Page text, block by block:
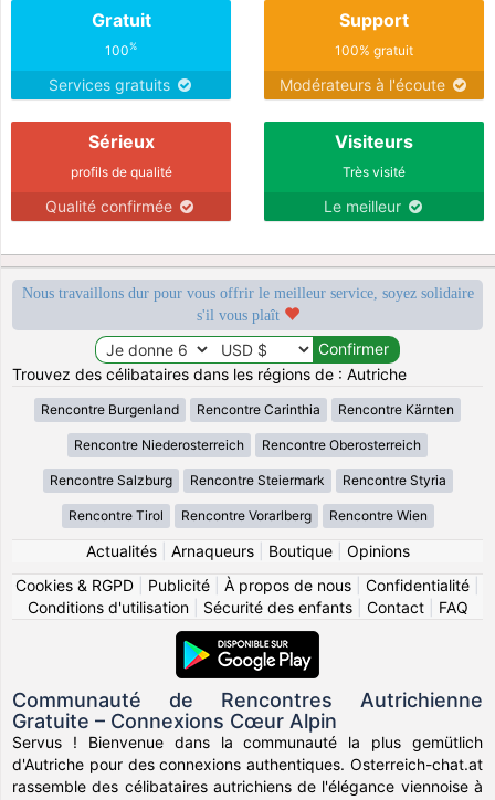
Gratuit
100%
Services gratuits
Support
100% gratuit
Modérateurs à l'écoute
Sérieux
profils de qualité
Qualité confirmée
Visiteurs
Très visité
Le meilleur
Nous travaillons dur pour vous offrir le meilleur service, soyez solidaire
s'il vous plaît
Trouvez des célibataires dans les régions de : Autriche
Rencontre Burgenland Rencontre Carinthia Rencontre Kärnten
Rencontre Niederosterreich Rencontre Oberosterreich
Rencontre Salzburg Rencontre Steiermark Rencontre Styria
Rencontre Tirol Rencontre Vorarlberg Rencontre Wien
Actualités| Arnaqueurs| Boutique| Opinions
Cookies & RGPD
Publicité À propos de nous Confidentialité
Conditions d'utilisation| Sécurité des enfants| Contact| FAQ
Communauté de Rencontres Autrichienne
Gratuite – Connexions Cœur Alpin
Servus ! Bienvenue dans la communauté la plus gemütlich
d'Autriche pour des connexions authentiques. Osterreich-chat.at
rassemble des célibataires autrichiens de l'élégance viennoise à